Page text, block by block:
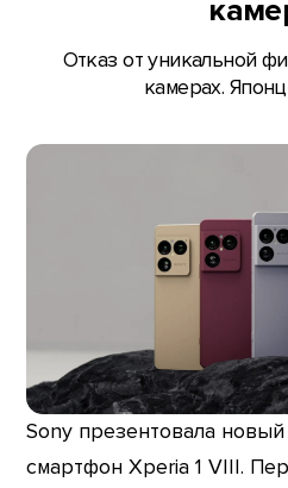
Отказ от уникальной
камерах.
Sony презентовала
смартфон Xperia 1 VIII.